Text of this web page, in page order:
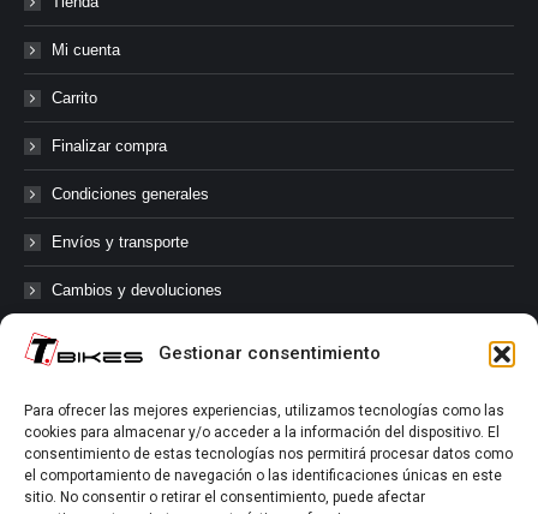
Gestionar consentimiento
Para ofrecer las mejores experiencias, utilizamos tecnologías como las
cookies para almacenar y/o acceder a la información del dispositivo. El
consentimiento de estas tecnologías nos permitirá procesar datos como
el comportamiento de navegación o las identificaciones únicas en este
sitio. No consentir o retirar el consentimiento, puede afectar
Mi cuenta
Carrito
Finalizar compra
Condiciones generales
Envíos y transporte
Cambios y devoluciones
@tbikes.cat #tbikes
Síguenos en las redes sociales de Tbikes, mantente informado de
nuestras novedades, productos, salidas en grupo, ofertas, sorteos ...
y muchos más!